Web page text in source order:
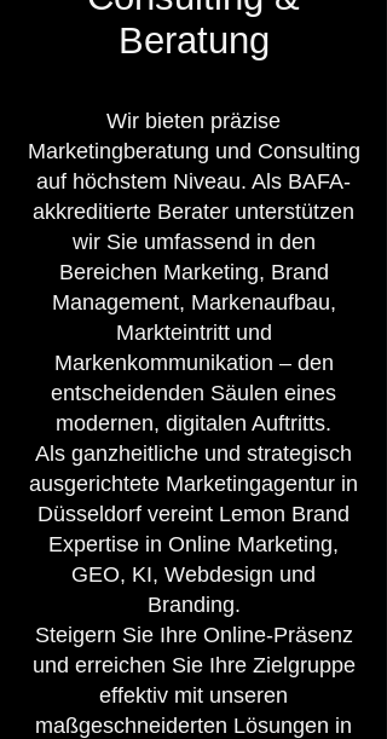
Beratung
Wir bieten präzise
Marketingberatung und Consulting
auf höchstem Niveau. Als BAFA-
akkreditierte Berater unterstützen
wir Sie umfassend in den
Bereichen Marketing, Brand
Management, Markenaufbau,
Markteintritt und
Markenkommunikation – den
entscheidenden Säulen eines
modernen, digitalen Auftritts.
Als ganzheitliche und strategisch
ausgerichtete Marketingagentur in
Düsseldorf vereint Lemon Brand
Expertise in Online Marketing,
GEO, KI, Webdesign und
Branding.
Steigern Sie Ihre Online-Präsenz
und erreichen Sie Ihre Zielgruppe
effektiv mit unseren
maßgeschneiderten Lösungen in